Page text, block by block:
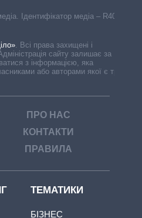
Ідентифікатор медіа – R40-
Всі права захищені і
сайту залишає за
з інформацією, яка
або авторами якої є треті
ПРО НАС
КОНТАКТИ
ПРАВИЛА
ТЕМАТИКИ
БІЗНЕС